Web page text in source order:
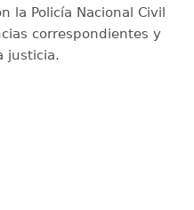
la Policía Nacional Civil
correspondientes y
justicia.